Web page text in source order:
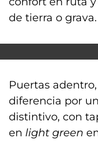
de tierra o grava.
Puertas adentro,
diferencia por
distintivo, con
en light green